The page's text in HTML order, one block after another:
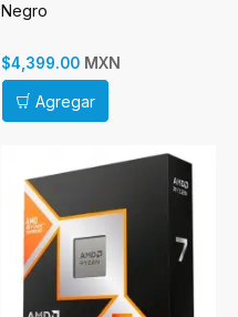
Negro
$4,399.00 MXN
Agregar